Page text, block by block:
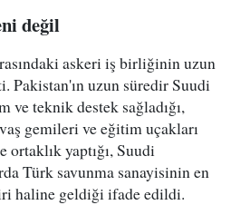
değil
askeri iş birliğinin uzun
Pakistan'ın uzun süredir Suudi
ve teknik destek sağladığı,
gemileri ve eğitim uçakları
yaptığı, Suudi
Türk savunma sanayisinin en
haline geldiği ifade edildi.